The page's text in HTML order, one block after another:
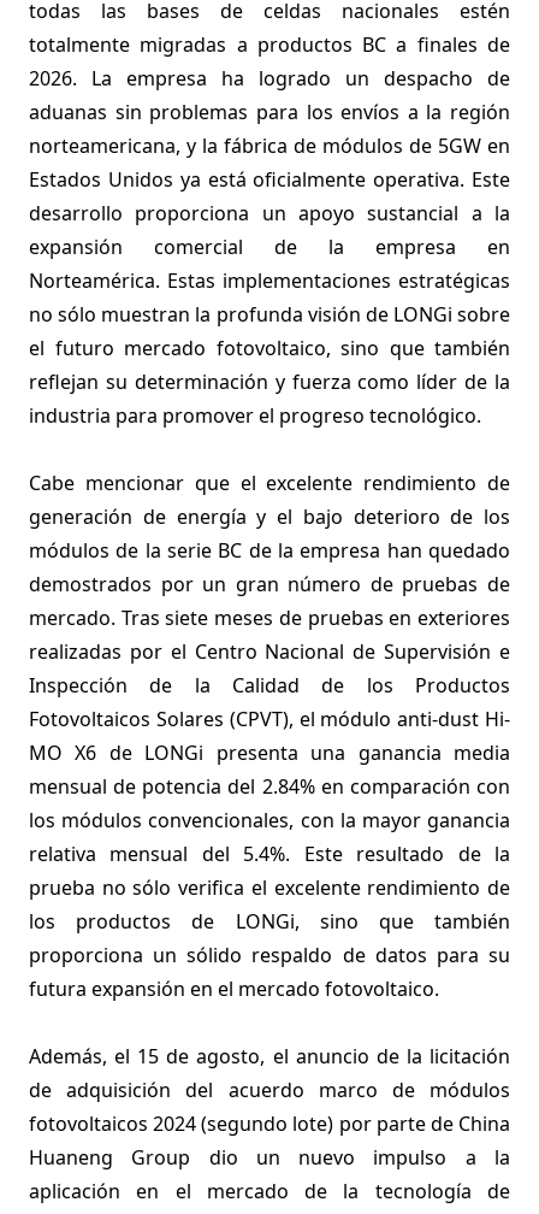
todas las bases de celdas nacionales estén
totalmente migradas a productos BC a finales de
2026. La empresa ha logrado un despacho de
aduanas sin problemas para los envíos a la región
norteamericana, y la fábrica de módulos de 5GW en
Estados Unidos ya está oficialmente operativa. Este
desarrollo proporciona un apoyo sustancial a la
expansión comercial de la empresa en
Norteamérica. Estas implementaciones estratégicas
no sólo muestran la profunda visión de LONGi sobre
el futuro mercado fotovoltaico, sino que también
reflejan su determinación y fuerza como líder de la
industria para promover el progreso tecnológico.
Cabe mencionar que el excelente rendimiento de
generación de energía y el bajo deterioro de los
módulos de la serie BC de la empresa han quedado
demostrados por un gran número de pruebas de
mercado. Tras siete meses de pruebas en exteriores
realizadas por el Centro Nacional de Supervisión e
Inspección de la Calidad de los Productos
Fotovoltaicos Solares (CPVT), el módulo anti-dust Hi-
MO X6 de LONGi presenta una ganancia media
mensual de potencia del 2.84% en comparación con
los módulos convencionales, con la mayor ganancia
relativa mensual del 5.4%. Este resultado de la
prueba no sólo verifica el excelente rendimiento de
los productos de LONGi, sino que también
proporciona un sólido respaldo de datos para su
futura expansión en el mercado fotovoltaico.
Además, el 15 de agosto, el anuncio de la licitación
de adquisición del acuerdo marco de módulos
fotovoltaicos 2024 (segundo lote) por parte de China
Huaneng Group dio un nuevo impulso a la
aplicación en el mercado de la tecnología de